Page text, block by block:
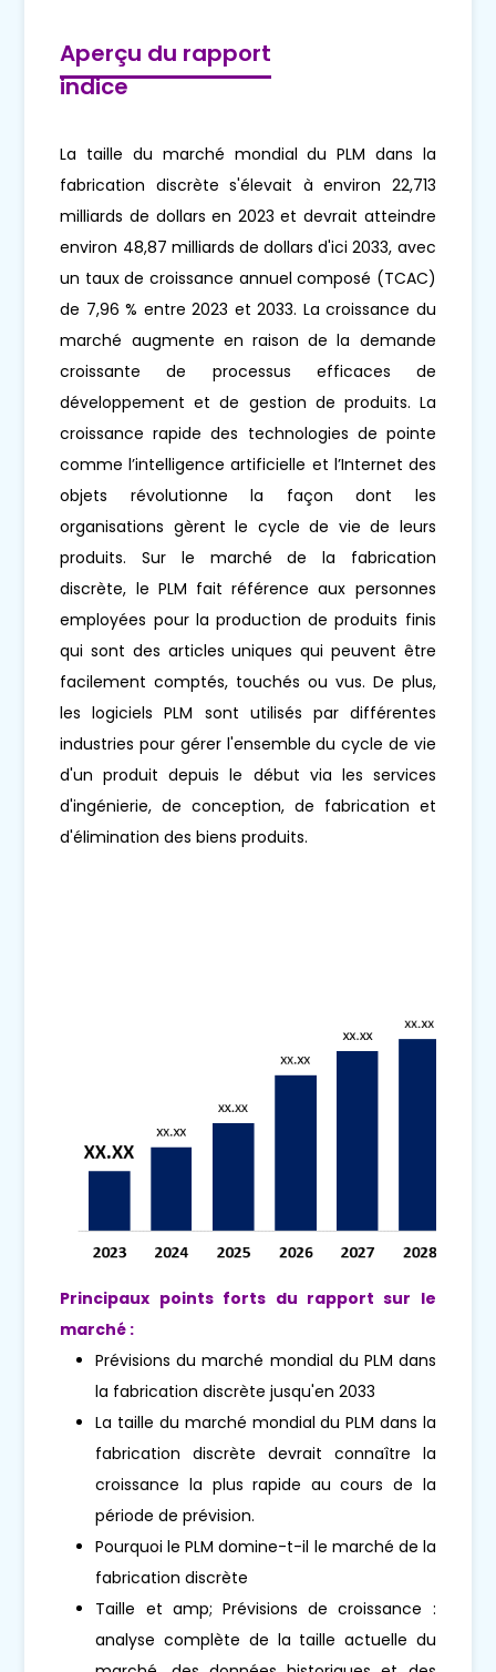
Aperçu du rapport
indice
La taille du marché mondial du PLM dans la
fabrication discrète s'élevait à environ 22,713
milliards de dollars en 2023 et devrait atteindre
environ 48,87 milliards de dollars d'ici 2033, avec
un taux de croissance annuel composé (TCAC)
de 7,96 % entre 2023 et 2033. La croissance du
marché augmente en raison de la demande
croissante de processus efficaces de
développement et de gestion de produits. La
croissance rapide des technologies de pointe
comme l’intelligence artificielle et l’Internet des
objets révolutionne la façon dont les
organisations gèrent le cycle de vie de leurs
produits. Sur le marché de la fabrication
discrète, le PLM fait référence aux personnes
employées pour la production de produits finis
qui sont des articles uniques qui peuvent être
facilement comptés, touchés ou vus. De plus,
les logiciels PLM sont utilisés par différentes
industries pour gérer l'ensemble du cycle de vie
d'un produit depuis le début via les services
d'ingénierie, de conception, de fabrication et
d'élimination des biens produits.
Principaux points forts du rapport sur le
marché :
Prévisions du marché mondial du PLM dans
la fabrication discrète jusqu'en 2033
La taille du marché mondial du PLM dans la
fabrication discrète devrait connaître la
croissance la plus rapide au cours de la
période de prévision.
Pourquoi le PLM domine-t-il le marché de la
fabrication discrète
Taille et amp; Prévisions de croissance :
analyse complète de la taille actuelle du